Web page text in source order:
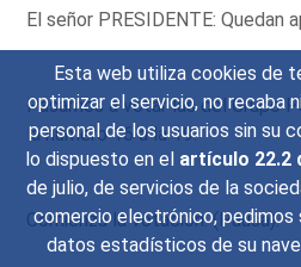
Esta web utiliza cookies de
optimizar el servicio, no recaba
personal de los usuarios sin su
lo dispuesto en el artículo 22.2
de julio, de servicios de la
comercio electrónico, pedimos
datos estadísticos de su
El señor PRESIDENTE: Quedan
Pasamos a votar las del Grupo
la número 16 a la 19.
Comienza la votación. (Pausa).